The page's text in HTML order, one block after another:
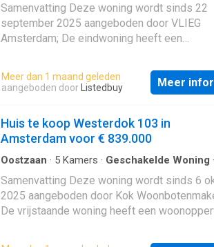
Samenvatting Deze woning wordt sinds 22
september 2025 aangeboden door VLIEG
Amsterdam; De eindwoning heeft een
kamers, waarvan 4 slaapkamers; De
gebouwd In 2008 en ligt in de buurtIJburg-
Amsterdam; De woning beschikt onder
ventilatie, Douche, Bergruimte, Toilet.
Meer dan 1 maand geleden
aangeboden door Listedbuy Meer
Huis te koop Westerdok 103 in
Amsterdam voor € 839.000
Oostzaan · 5 Kamers · Geschakelde Woning ·
Samenvatting Deze woning wordt sinds 6
2025 aangeboden door Kok
De vrijstaande woning heeft een
slaapkamers; De woning is gebouwd In